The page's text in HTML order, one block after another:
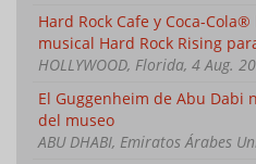
Hard Rock Cafe y Coca-
musical Hard Rock Rising
HOLLYWOOD, Florida, 4 Aug.
El Guggenheim de Abu
del museo
ABU DHABI, Emiratos Árabes